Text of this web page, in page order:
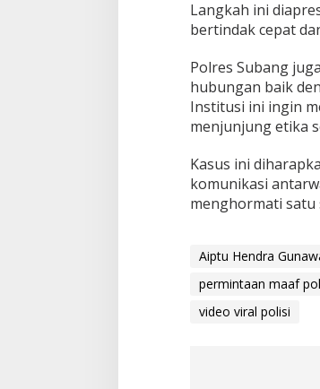
Langkah ini
bertindak cepat
Polres Subang
hubungan baik
Institusi ini ingin
menjunjung etika
Kasus ini
komunikasi
menghormati satu
Aiptu Hendra
permintaan maaf
video viral polisi